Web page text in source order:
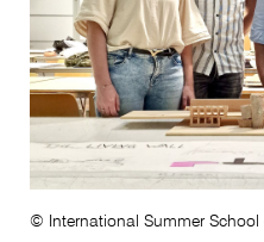
© International Summer School